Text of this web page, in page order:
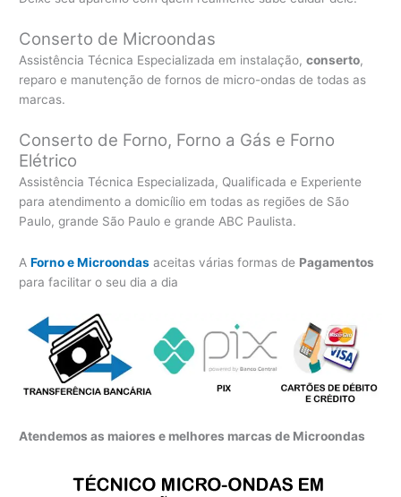
Conserto de Microondas
Assistência Técnica Especializada em instalação,conserto,
reparo e manutenção de fornos de micro-ondas de todas as
marcas.
Conserto de Forno, Forno a Gás e Forno
Elétrico
Assistência Técnica Especializada, Qualificada e Experiente
para atendimento a domicílio em todas as regiões de São
Paulo, grande São Paulo e grande ABC Paulista.
AForno e Microondas aceitas várias formas de Pagamentos
para facilitar o seu dia a dia
Atendemos as maiores e melhores marcas de Microondas